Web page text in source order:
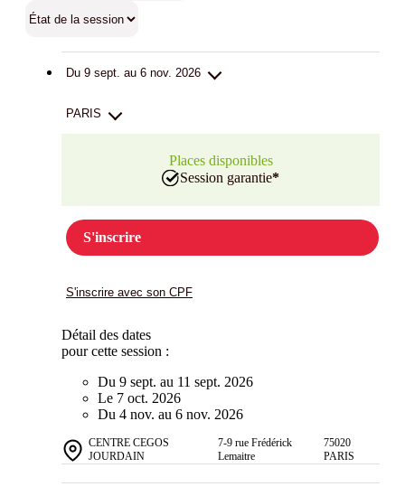
Du 9 sept. au 6 nov. 2026
PARIS
Places disponibles
Session garantie*
S'inscrire
S'inscrire avec son CPF
Détail des dates
pour cette session :
Du 9 sept. au 11 sept. 2026
Le 7 oct. 2026
Du 4 nov. au 6 nov. 2026
CENTRE CEGOS
JOURDAIN
7-9 rue Frédérick
Lemaitre
75020
PARIS